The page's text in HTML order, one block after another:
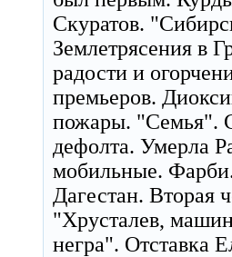
Скуратов.
Землетрясения в
радости и
премьеров.
пожары. "Семья".
дефолта. Умерла
мобильные.
Дагестан. Вторая
"Хрусталев,
негра". Отставка